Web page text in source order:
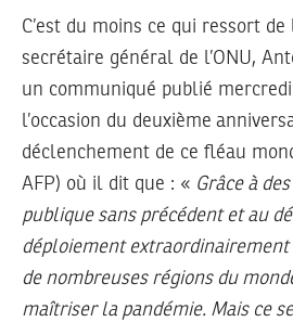
C’est du moins ce qui ressort
secrétaire général de l’ONU,
un communiqué publié
l’occasion du deuxième
déclenchement de ce fléau
AFP) où il dit que : « Grâce à
publique sans précédent et au
déploiement extraordinairement
de nombreuses régions du
maîtriser la pandémie. Mais ce